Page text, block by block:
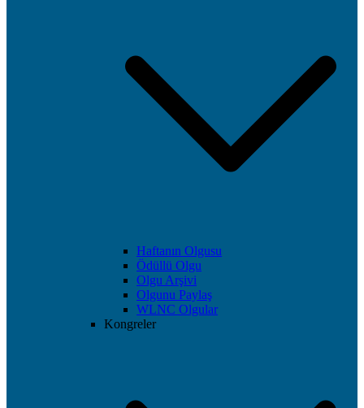
Haftanın Olgusu
Ödüllü Olgu
Olgu Arşivi
Olgunu Paylaş
WLNC Olgular
Kongreler